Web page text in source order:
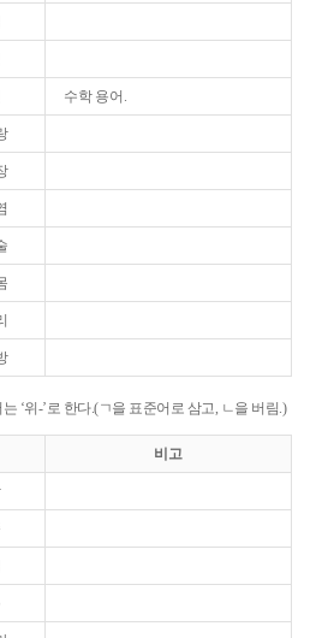
수학 용어.
‘위-’로 한다.(ㄱ을 표준어로 삼고, ㄴ을 버림.)
비고